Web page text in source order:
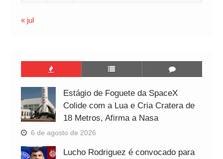
« jul
Estágio de Foguete da SpaceX
Colide com a Lua e Cria Cratera de
18 Metros, Afirma a Nasa
6 de agosto de 2026
Lucho Rodriguez é convocado para